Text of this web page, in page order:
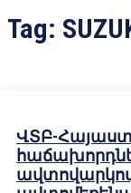
Tag:
ՎՏԲ-
ավտովարկով